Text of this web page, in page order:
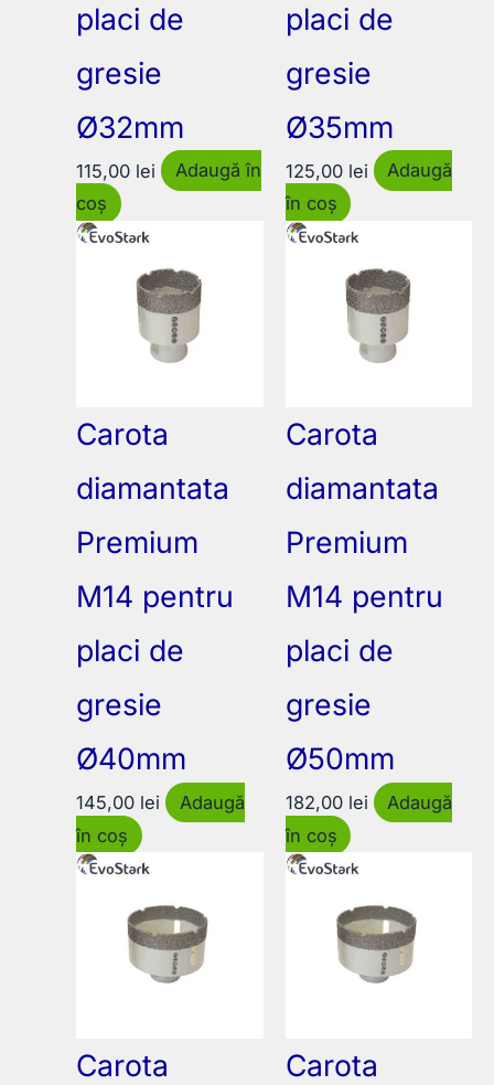
placi de
gresie
Ø32mm
115,00 lei
Adaugă în
coș
placi de
gresie
Ø35mm
125,00 lei
Adaugă
în coș
Carota
diamantata
Premium
M14 pentru
placi de
gresie
Ø40mm
145,00 lei
Adaugă
în coș
Carota
diamantata
Premium
M14 pentru
placi de
gresie
Ø50mm
182,00 lei
Adaugă
în coș
Carota
Carota